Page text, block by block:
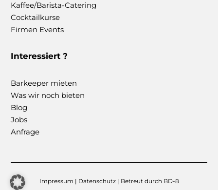
Kaffee/Barista-Catering
Cocktailkurse
Firmen Events
Interessiert ?
Barkeeper mieten
Was wir noch bieten
Blog
Jobs
Anfrage
Impressum | Datenschutz| Betreut durch BD-8